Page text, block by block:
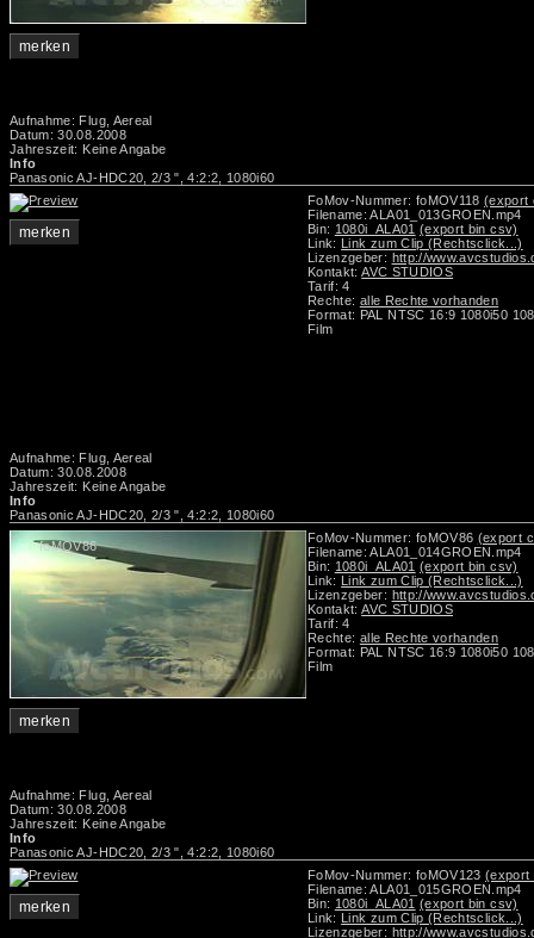
merken
Aufnahme: Flug, Aereal
Datum: 30.08.2008
Jahreszeit: Keine Angabe
Info
Panasonic AJ-HDC20, 2/3 ", 4:2:2, 1080i60
merken
FoMov-Nummer: foMOV118(export
Filename: ALA01_013GROEN.mp4
Bin: 1080i_ALA01 (export bin csv)
Link: Link zum Clip (Rechtsclick...)
Lizenzgeber: http://
Kontakt:AVC STUDIOS
Tarif: 4
Rechte: alle Rechte vorhanden
Format: PAL NTSC 16:9 1080i50
Film
Aufnahme: Flug, Aereal
Datum: 30.08.2008
Jahreszeit: Keine Angabe
Info
Panasonic AJ-HDC20, 2/3 ", 4:2:2, 1080i60
foMOV86
merken
FoMov-Nummer: foMOV86 (export
Filename: ALA01_014GROEN.mp4
Bin: 1080i_ALA01 (export bin csv)
Link: Link zum Clip (Rechtsclick...)
Lizenzgeber: http://
Kontakt:AVC STUDIOS
Tarif: 4
Rechte: alle Rechte vorhanden
Format: PAL NTSC 16:9 1080i50
Film
Aufnahme: Flug, Aereal
Datum: 30.08.2008
Jahreszeit: Keine Angabe
Info
Panasonic AJ-HDC20, 2/3 ", 4:2:2, 1080i60
merken
FoMov-Nummer: foMOV123(export
Filename: ALA01_015GROEN.mp4
Bin: 1080i_ALA01 (export bin csv)
Link: Link zum Clip (Rechtsclick...)
Lizenzgeber: http://